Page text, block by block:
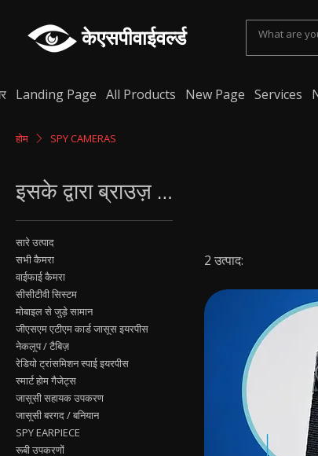
केएसपीवाईवर्ल्ड
Landing Page All Products New Page Services
होम SPY CAMERAS
इसके द्वारा ब्राउज़ करें
सारे उत्पाद
सभी कैमरा
वाईफाई कैमरा
सीसीटीवी सिस्टम
मोबाइल से जुड़े सामान
जीएसएम एटीएम कार्ड जासूस इयरपीस
नेकलूप / टैबिज़
रेडियो ट्रांसमिशन स्पाई इयरपीस
स्मार्ट होम गैजेट्स
जासूसी सहायक उपकरण
जासूसी बरगद / बनियान
SPY EARPIECE
रूबी उपकरणों
2 उत्पाद: